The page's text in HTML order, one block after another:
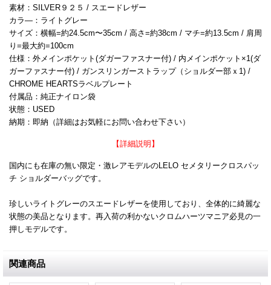
素材：SILVER９２５ / スエードレザー
カラ―：ライトグレー
サイズ：横幅=約24.5cm〜35cm / 高さ=約38cm / マチ=約13.5cm / 肩周
り=最大約=100cm
仕様：外メインポケット(ダガーファスナー付) / 内メインポケット×1(ダ
ガーファスナー付) / ガンスリンガーストラップ（ショルダー部ｘ1) /
CHROME HEARTSラベルプレート
付属品：純正ナイロン袋
状態：USED
納期：即納（詳細はお気軽にお問い合わせ下さい）
【詳細説明】
国内にも在庫の無い限定・激レアモデルのLELO セメタリークロスパッ
チ ショルダーバッグです。
珍しいライトグレーのスエードレザーを使用しており、全体的に綺麗な
状態の美品となります。再入荷の利かないクロムハーツマニア必見の一
押しモデルです。
関連商品